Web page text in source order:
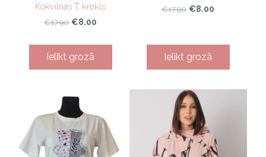
Kokvilnas T krekls
€17.90 €8.00
Ielikt grozā
€17.90 €8.00
Ielikt grozā